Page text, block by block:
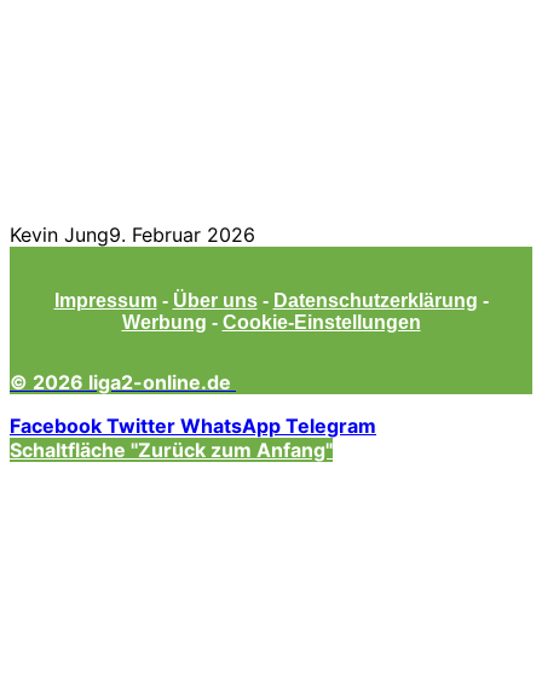
Kevin Jung9. Februar 2026
Impressum - Über uns - Datenschutzerklärung -
Werbung - Cookie-Einstellungen
© 2026 liga2-online.de
Facebook Twitter WhatsApp Telegram
Schaltfläche "Zurück zum Anfang"